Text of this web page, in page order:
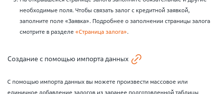
необходимые поля. Чтобы связать залог с кредитной заявкой,
заполните поле «Заявка». Подробнее о заполнении страницы залога
смотрите в разделе«Страница залога».
Создание с помощью импорта данных
С помощью импорта данных вы можете произвести массовое или